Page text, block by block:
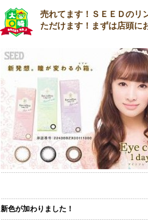
売れてます！ＳＥＥＤのリ
ただけます！まずは店頭に
新色が加わりました！